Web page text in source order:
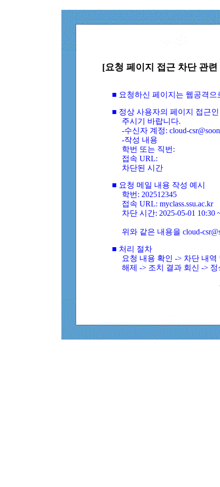
[요청 페이지 접근 차단 관
■ 요청하신 페이지는 웹공격
■ 정상 사용자의 페이지 접근
주시기 바랍니다.
-수신자 계정: cloud-
-작성 내용
학번 또는 직번:
접속 URL:
차단된 시간
■ 요청 메일 내용 작성 예시
학번: 202512345
접속 URL: myclass.ssu.ac.kr
차단 시간: 2025-05-01 10:30
위와 같은 내용을 cloud-
■ 처리 절차
요청 내용 확인 -> 차단 내
해제 -> 조치 결과 회신 ->